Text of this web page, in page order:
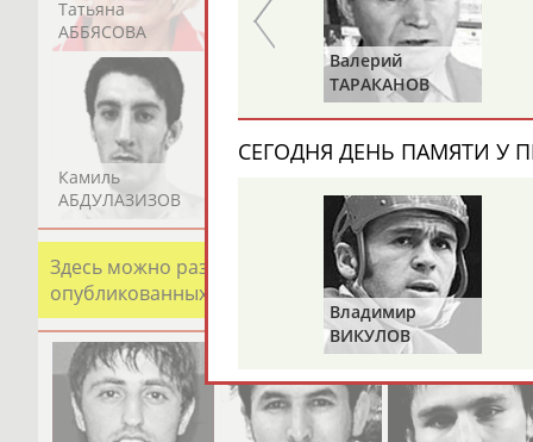
Татьяна
АББЯСОВА
Акжана
АБДИКАРИМОВА
Артур
АБДРАХМАНОВ
Камиль
АБДУЛАЗИЗОВ
АБДУЛБЕКОВ
АБДУЛДАУДОВ
Здесь можно разместить информацию о хорошо
опубликованных записях. Страна должна знать
Роберт
МЕРКУЛОВ
Валерий
ТАРАКАНОВ
СЕГОДНЯ ДЕНЬ ПАМЯТИ У
Владимир
ВИКУЛОВ